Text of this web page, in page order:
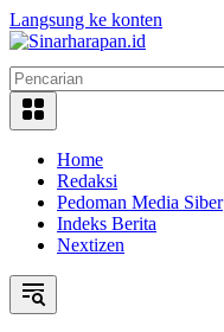
Langsung ke konten
Home
Redaksi
Pedoman Media Siber
Indeks Berita
Nextizen